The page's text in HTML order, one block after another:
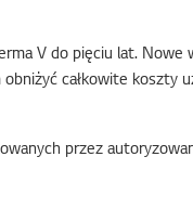
V do pięciu lat.
całkowite koszty
przez